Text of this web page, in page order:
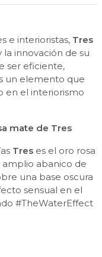
e interioristas, Tres
innovación de su
ser eficiente,
un elemento que
en el interiorismo
mate de Tres
Tres es el oro rosa
amplio abanico de
una base oscura
sensual en el
#TheWaterEffect